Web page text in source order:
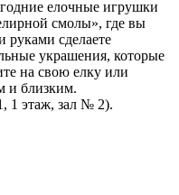
елочные игрушки
смолы», где вы
руками сделаете
украшения, которые
на свою елку или
и близким.
1 этаж, зал № 2).